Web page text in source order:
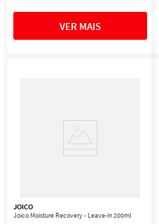
JOICO
Joico Moisture Recovery - Leave-in 200ml